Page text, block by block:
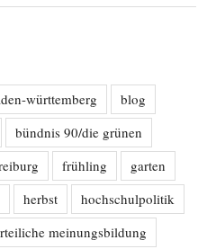
württemberg
blog
bündnis 90/die grünen
frühling
garten
herbst
hochschulpolitik
meinungsbildung